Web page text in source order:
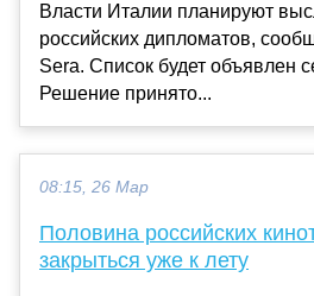
Власти Италии планируют
российских дипломатов,
Sera. Список будет объявлен
Решение принято...
08:15, 26 Мар
Половина российских
закрыться уже к лету